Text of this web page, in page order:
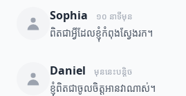
Sophia ១០ នាទីមុន
ពិតជាអ្វីដែលខ្ញុំកំពុងស្វែងរក។
Daniel មុននេះបន្តិច
ខ្ញុំពិតជាចូលចិត្តអានវាណាស់។